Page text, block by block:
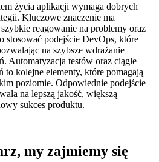
życia aplikacji wymaga dobrych
Kluczowe znaczenie ma
reagowanie na problemy oraz
stosować podejście DevOps, które
na szybsze wdrażanie
Automatyzacja testów oraz ciągłe
to kolejne elementy, które pomagają
poziomie. Odpowiednie podejście
na lepszą jakość, większą
sukces produktu.
my zajmiemy się